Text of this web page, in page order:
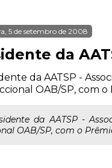
5 de setembro de 2008
da
da AATSP -
OAB/SP, com
da AATSP -
OAB/SP, com o